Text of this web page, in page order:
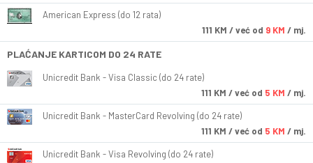
American Express (do 12 rata)
111 KM / već od 9 KM / mj.
PLAĆANJE KARTICOM DO 24 RATE
Unicredit Bank - Visa Classic (do 24 rate)
111 KM / već od 5 KM / mj.
Unicredit Bank - MasterCard Revolving (do 24 rate)
111 KM / već od 5 KM / mj.
Unicredit Bank - Visa Revolving (do 24 rate)